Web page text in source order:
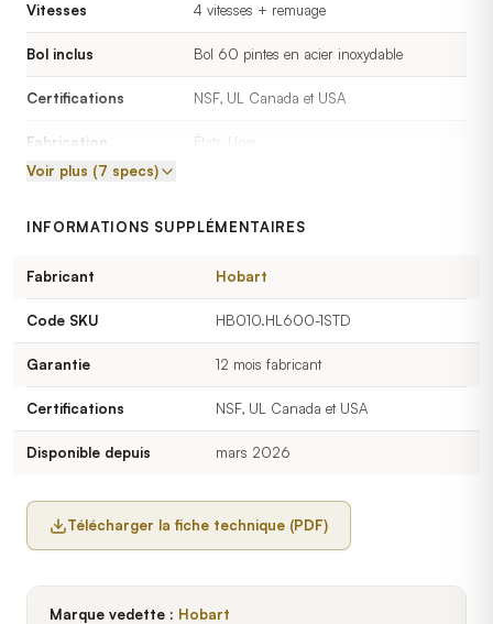
Vitesses 4 vitesses + remuage
Bol inclus Bol 60 pintes en acier inoxydable
Certifications NSF, UL Canada et USA
Fabrication
États-Unis
Voir plus (7 specs)
INFORMATIONS SUPPLÉMENTAIRES
Fabricant Hobart
Code SKU HB010.HL600-1STD
Garantie 12 mois fabricant
Certifications NSF, UL Canada et USA
Disponible depuis mars 2026
Télécharger la fiche technique (PDF)
Marque vedette : Hobart